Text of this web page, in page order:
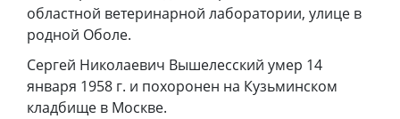
областной ветеринарной лаборатории, улице в
родной Оболе.
Сергей Николаевич Вышелесский умер 14
января 1958 г. и похоронен на Кузьминском
кладбище в Москве.